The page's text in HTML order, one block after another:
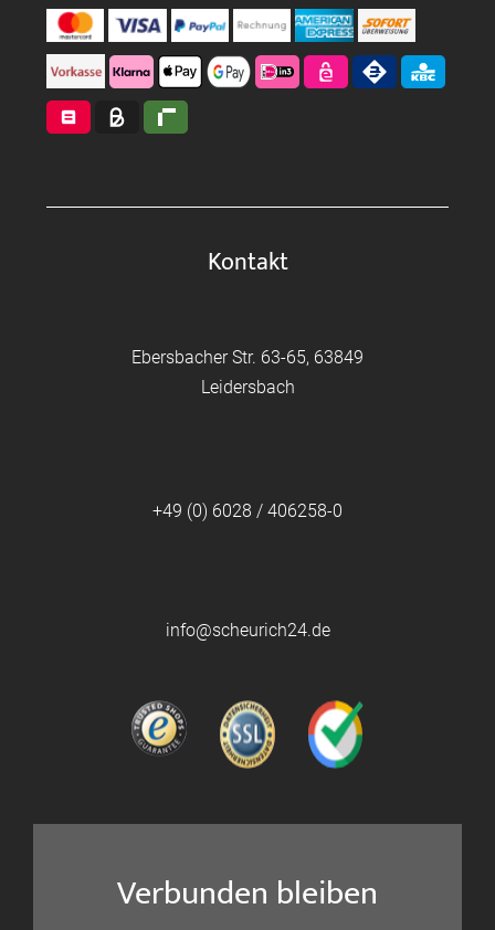
Kontakt
Ebersbacher Str. 63-65, 63849
Leidersbach
+49 (0) 6028 / 406258-0
info@scheurich24.de
Verbunden bleiben